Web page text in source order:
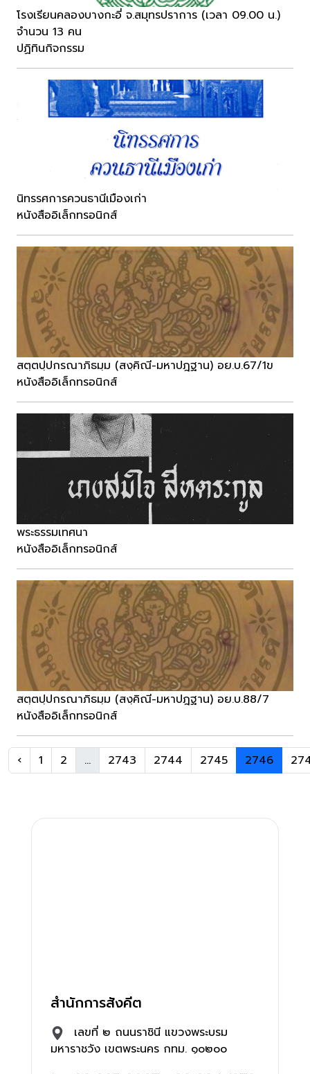
โรงเรียนคลองบางกะอี่ จ.สมุทรปราการ (เวลา 09.00 น.)
จำนวน 13 คน
ปฏิทินกิจกรรม
นิทรรศการควนธานีเมืองเก่า
หนังสืออิเล็กทรอนิกส์
สตฺตปฺปกรณาภิธมฺม (สงฺคิณี-มหาปฎฐาน) อย.บ.67/1ข
หนังสืออิเล็กทรอนิกส์
พระธรรมเทศนา
หนังสืออิเล็กทรอนิกส์
สตฺตปฺปกรณาภิธมฺม (สงฺคิณี-มหาปฎฐาน) อย.บ.88/7
หนังสืออิเล็กทรอนิกส์
‹ 1 2 ... 2743 2744 2745 2746
สำนักการสังคีต
เลขที่ ๒ ถนนราชินี แขวงพระบรม
มหาราชวัง เขตพระนคร กทม. ๑๐๒๐๐